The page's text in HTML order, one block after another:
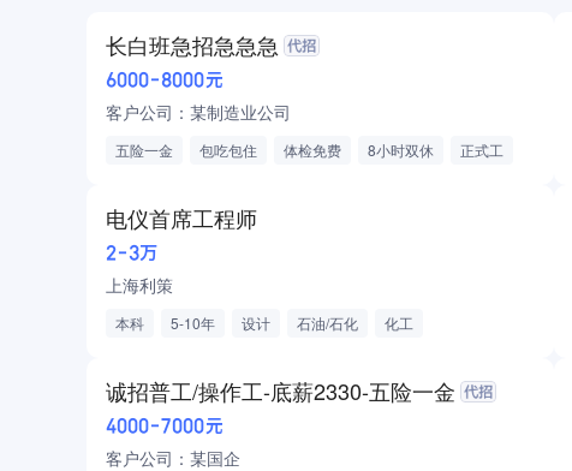
长白班急招急急急
6000-8000元
客户公司：某制造业公司
五险一金 包吃包住 体检免费 8小时双休
正式工
电仪首席工程师
2-3万
上海利策
本科 5-10年 设计 石油/石化
化工
诚招普工/操作工-底薪2330-五险一金
4000-7000元
客户公司：某国企